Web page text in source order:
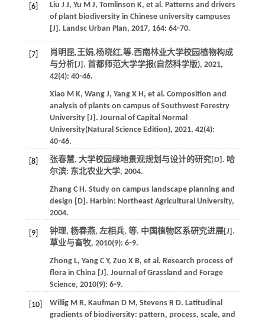
[6] Liu J J, Yu M J, Tomlinson K, et al. Patterns and drivers
of plant biodiversity in Chinese university campuses
[J]. Landsc Urban Plan, 2017, 164: 64⁃70.
[7] 肖明昆,王娟,杨晓红,等.西南林业大学校园植物构成
与分析[J]. 首都师范大学学报(自然科学版), 2021,
42(4): 40⁃46.
Xiao M K, Wang J, Yang X H, et al. Composition and
analysis of plants on campus of Southwest Forestry
University [J]. Journal of Capital Normal
University(Natural Science Edition), 2021, 42(4):
40⁃46.
[8]
张春慧. 大学校园绿地景观规划与设计的研究[D]. 哈
尔滨: 东北农业大学, 2004.
Zhang C H. Study on campus landscape planning and
design [D]. Harbin: Northeast Agricultural University,
2004.
[9] 钟理, 杨春燕, 左相兵, 等. 中国植物区系研究进展[J].
草业与畜牧, 2010(9): 6⁃9.
Zhong L, Yang C Y, Zuo X B, et al. Research process of
flora in China [J]. Journal of Grassland and Forage
Science, 2010(9): 6⁃9.
[10] Willig M R, Kaufman D M, Stevens R D. Latitudinal
gradients of biodiversity: pattern, process, scale, and